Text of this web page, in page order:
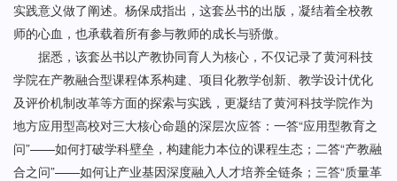
实践意义做了阐述。杨保成指出，这套丛书的出版，凝结着全校教
师的心血，也承载着所有参与教师的成长与骄傲。
据悉，该套丛书以产教协同育人为核心，不仅记录了黄河科技
学院在产教融合型课程体系构建、项目化教学创新、教学设计优化
及评价机制改革等方面的探索与实践，更凝结了黄河科技学院作为
地方应用型高校对三大核心命题的深层次应答：一答“应用型教育之
问”——如何打破学科壁垒，构建能力本位的课程生态；二答“产教融
合之问”——如何让产业基因深度融入人才培养全链条；三答“质量革